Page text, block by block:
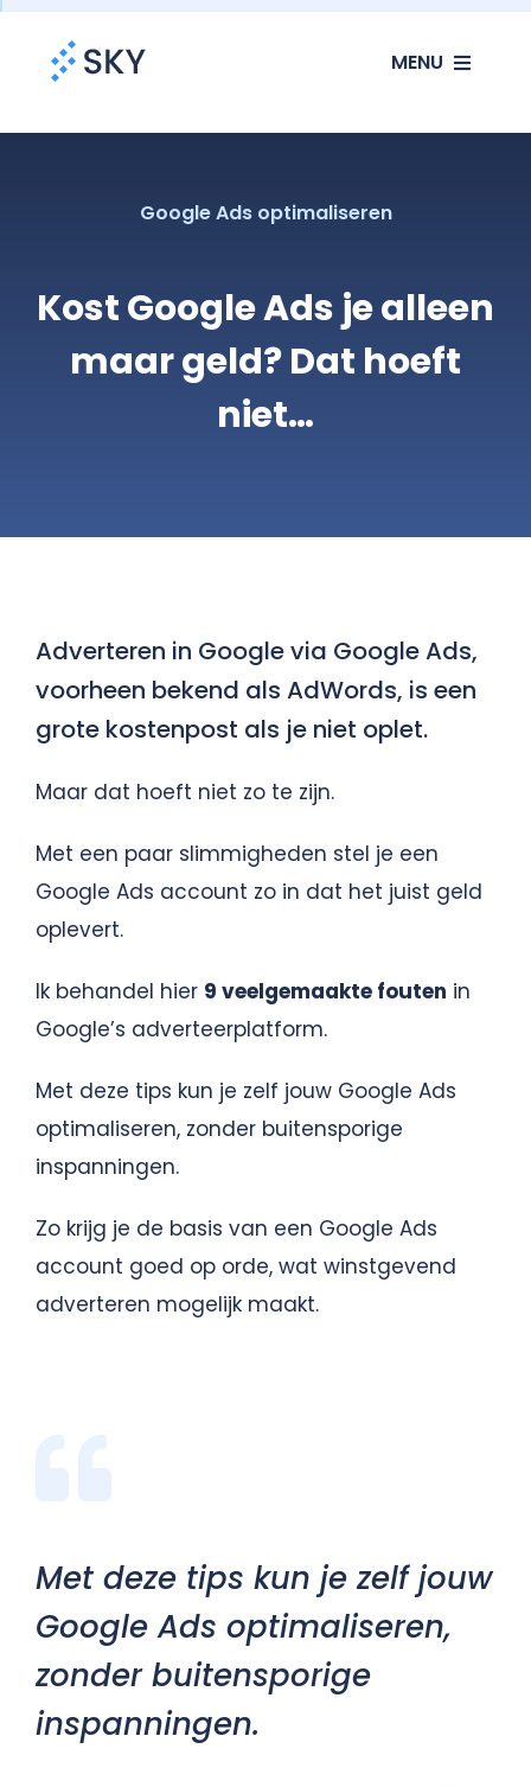
MENU
SEO
SEA
Klanten
Contact
Google Ads optimaliseren
Kost Google Ads je alleen
maar geld? Dat hoeft
niet…
Adverteren in Google via Google Ads,
voorheen bekend als AdWords, is een
grote kostenpost als je niet oplet.
Maar dat hoeft niet zo te zijn.
Met een paar slimmigheden stel je een
Google Ads account zo in dat het juist geld
oplevert.
Ik behandel hier 9 veelgemaakte fouten in
Google’s adverteerplatform.
Met deze tips kun je zelf jouw Google Ads
optimaliseren, zonder buitensporige
inspanningen.
Zo krijg je de basis van een Google Ads
account goed op orde, wat winstgevend
adverteren mogelijk maakt.
Met deze tips kun je zelf jouw
Google Ads optimaliseren,
zonder buitensporige
inspanningen.